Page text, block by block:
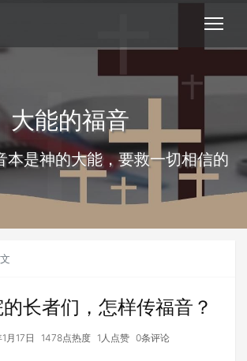
大能的福音
本是神的大能，要救一切相信的
长者们，怎样传福音？
月17日 1478点热度 1人点赞 0条评论